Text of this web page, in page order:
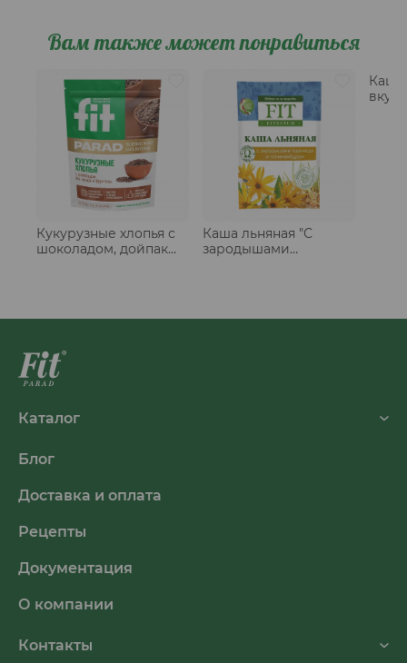
Вам также может понравиться
Кукурузные хлопья с
шоколадом, дойпак
Каша льняная "С
зародышами
Каша
Каталог
Блог
Доставка и оплата
Рецепты
Документация
О компании
Контакты